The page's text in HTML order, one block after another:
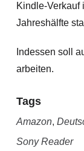
Kindle-Verkauf
Jahreshälfte
Indessen soll
arbeiten.
Tags
Amazon,
Sony Reader